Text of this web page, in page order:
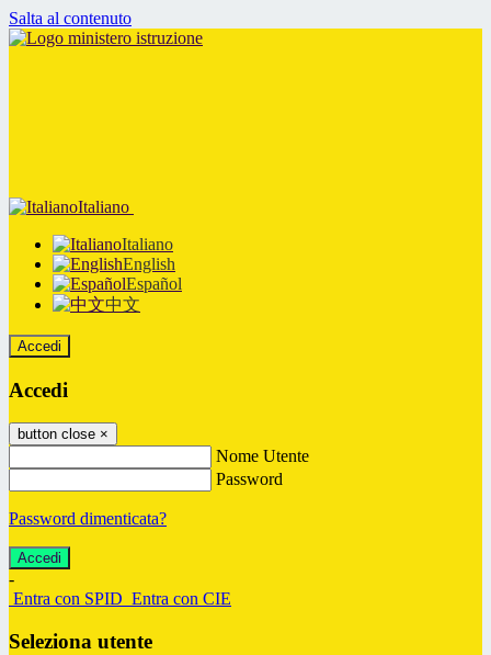
Salta al contenuto
Italiano
Italiano
English
Español
中文
Accedi
Accedi
button close ×
Nome Utente
Password
Password dimenticata?
-
Entra con SPID Entra con CIE
Seleziona utente